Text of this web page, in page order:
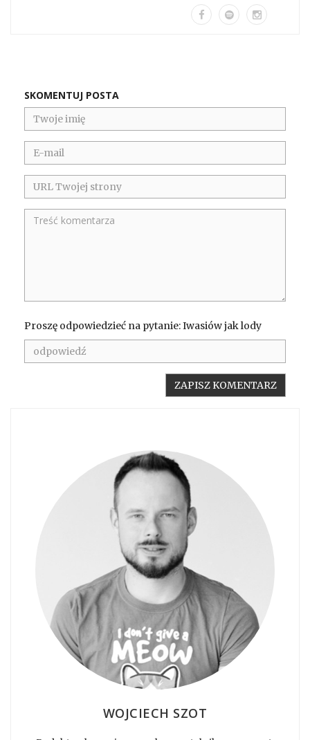
SKOMENTUJ POSTA
Proszę odpowiedzieć na pytanie: Iwasiów jak lody
WOJCIECH SZOT